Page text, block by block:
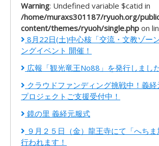
Warning: Undefined variable $catid in
/home/muraxs301187/ryuoh.org/
content/themes/ryuoh/single.php on
8月22日(土)中心核「交流・文教ゾー
ングイベント 開催！
広報「観光竜王No88」を発行しまし
クラウドファンディング挑戦中！義
プロジェクトご支援受付中！
鏡の里 義経元服式
９月２５日（金）龍王寺にて「へち
行われます！